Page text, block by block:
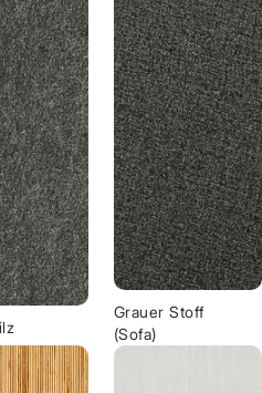
Grauer Stoff
(Sofa)